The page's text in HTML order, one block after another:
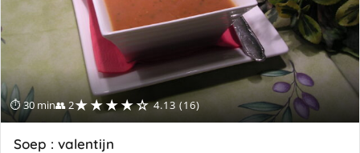
⏱ 30 min👥 2★★★★☆ 4.13 (16)
Soep : valentijn